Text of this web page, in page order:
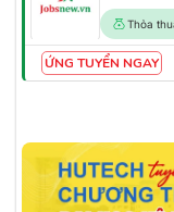
Thỏa
ỨNG TUYỂN NGAY